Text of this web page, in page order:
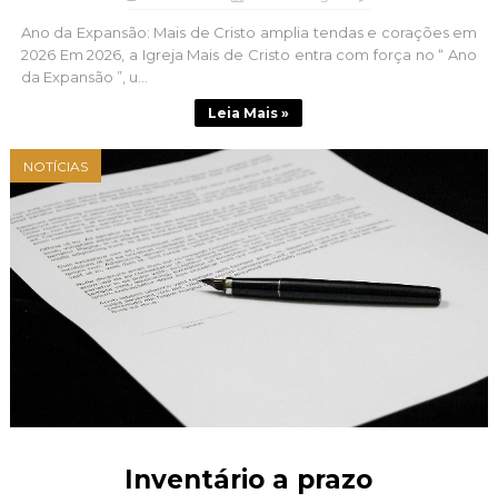
Ano da Expansão: Mais de Cristo amplia tendas e corações em
2026 Em 2026, a Igreja Mais de Cristo entra com força no “ Ano
da Expansão ”, u...
Leia Mais »
NOTÍCIAS
Inventário a prazo